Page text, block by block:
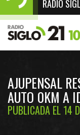
RADIO
AJUPENSAL
AUTO 0KM A
PUBLICADA EL 14